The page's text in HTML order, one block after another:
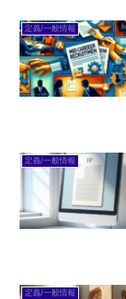
定義/一般情報
定義/一般情報
定義/一般情報